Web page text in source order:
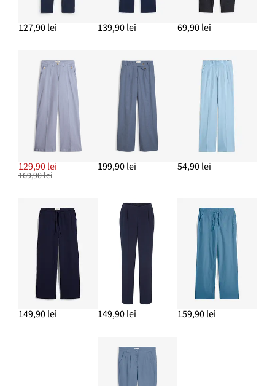
127,90 lei 139,90 lei 69,90 lei
129,90 lei
169,90 lei
199,90 lei 54,90 lei
149,90 lei 149,90 lei 159,90 lei